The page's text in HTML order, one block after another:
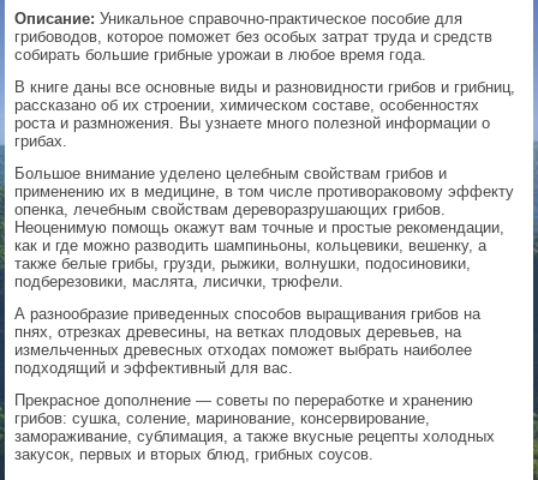
Описание: Уникальное справочно-практическое пособие для
грибоводов, которое поможет без особых затрат труда и средств
собирать большие грибные урожаи в любое время года.
В книге даны все основные виды и разновидности грибов и грибниц,
рассказано об их строении, химическом составе, особенностях
роста и размножения. Вы узнаете много полезной информации о
грибах.
Большое внимание уделено целебным свойствам грибов и
применению их в медицине, в том числе противораковому эффекту
опенка, лечебным свойствам дереворазрушающих грибов.
Неоценимую помощь окажут вам точные и простые рекомендации,
как и где можно разводить шампиньоны, кольцевики, вешенку, а
также белые грибы, грузди, рыжики, волнушки, подосиновики,
подберезовики, маслята, лисички, трюфели.
А разнообразие приведенных способов выращивания грибов на
пнях, отрезках древесины, на ветках плодовых деревьев, на
измельченных древесных отходах поможет выбрать наиболее
подходящий и эффективный для вас.
Прекрасное дополнение — советы по переработке и хранению
грибов: сушка, соление, маринование, консервирование,
замораживание, сублимация, а также вкусные рецепты холодных
закусок, первых и вторых блюд, грибных соусов.
▼
▼
▼
▼